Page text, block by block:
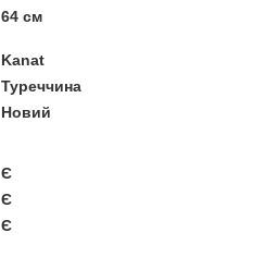
64 см
Kanat
Туреччина
Новий
Є
Є
Є